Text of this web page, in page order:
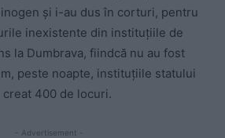
și i-au dus în corturi, pentru
inexistente din instituțiile de
la Dumbrava, fiindcă nu au fost
peste noapte, instituțiile statului
creat 400 de locuri.
- Advertisement -